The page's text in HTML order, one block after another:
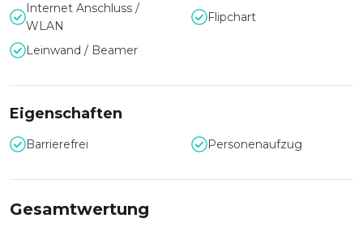
Internet Anschluss /
WLAN
Flipchart
Leinwand / Beamer
Eigenschaften
Barrierefrei Personenaufzug
Gesamtwertung